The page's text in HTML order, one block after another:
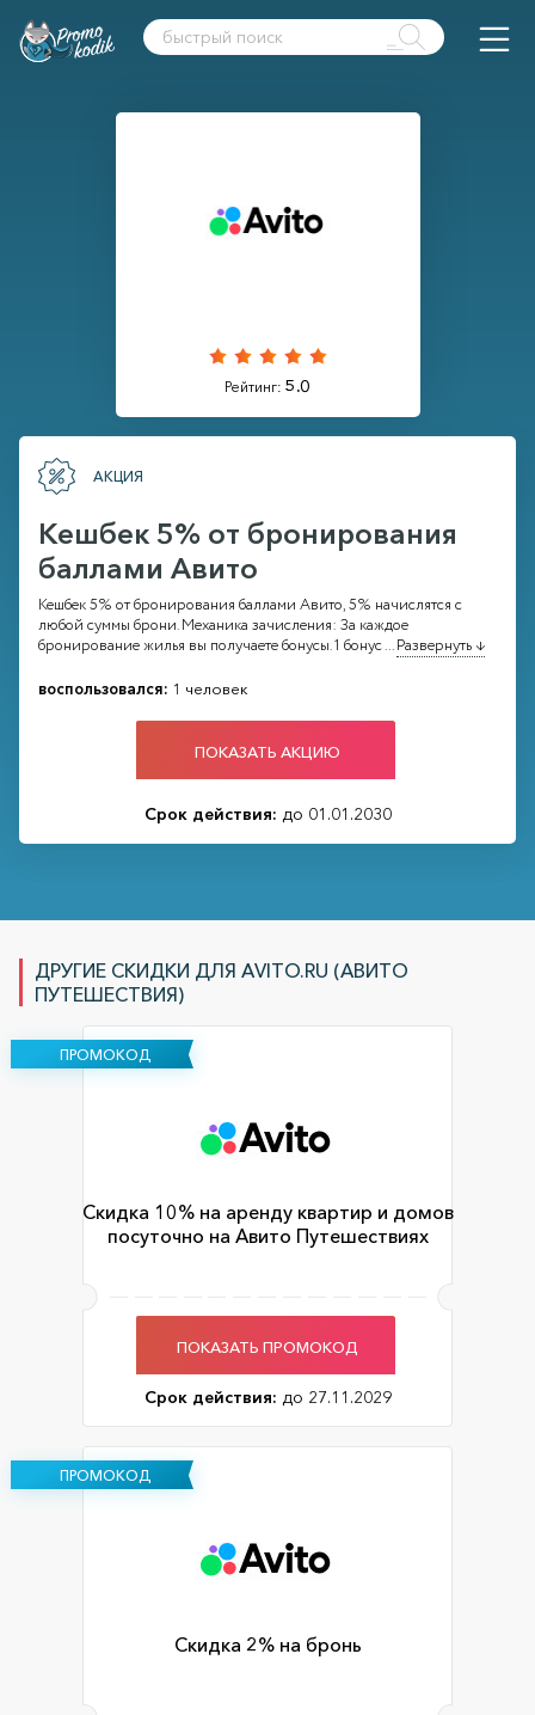
Рейтинг: 5.0
АКЦИЯ
Кешбек 5% от бронирования
баллами Авито
Кешбек 5% от бронирования баллами Авито, 5% начислятся с
любой суммы брони. Механика зачисления: За каждое
бронирование жилья вы получаете бонусы. 1 бонус...Развернуть ↓
воспользовался: 1 человек
ПОКАЗАТЬ АКЦИЮ
Срок действия: до 01.01.2030
ДРУГИЕ СКИДКИ ДЛЯ AVITO.RU (АВИТО
ПУТЕШЕСТВИЯ)
ПРОМОКОД
Скидка 10% на аренду квартир и домов
посуточно на Авито Путешествиях
ПОКАЗАТЬ ПРОМОКОД
Срок действия: до 27.11.2029
ПРОМОКОД
Скидка 2% на бронь